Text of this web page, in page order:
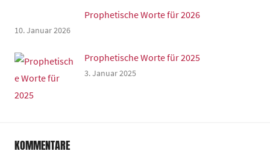
Prophetische Worte für 2026
10. Januar 2026
Prophetische Worte für 2025
3. Januar 2025
KOMMENTARE